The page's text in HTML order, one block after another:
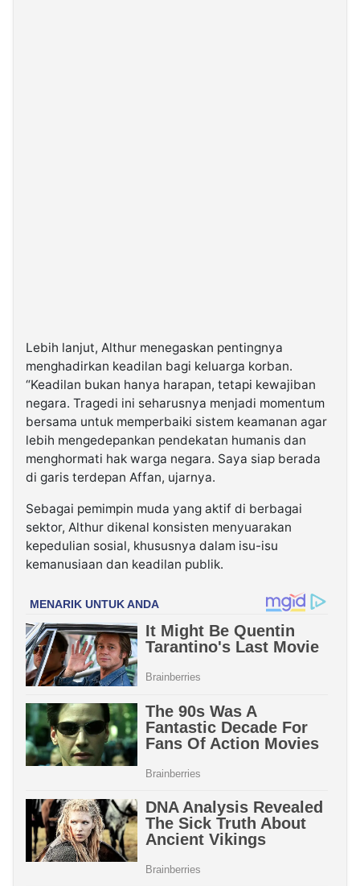
Lebih lanjut, Althur menegaskan pentingnya
menghadirkan keadilan bagi keluarga korban.
“Keadilan bukan hanya harapan, tetapi kewajiban
negara. Tragedi ini seharusnya menjadi momentum
bersama untuk memperbaiki sistem keamanan agar
lebih mengedepankan pendekatan humanis dan
menghormati hak warga negara. Saya siap berada
di garis terdepan Affan, ujarnya.
Sebagai pemimpin muda yang aktif di berbagai
sektor, Althur dikenal konsisten menyuarakan
kepedulian sosial, khususnya dalam isu-isu
kemanusiaan dan keadilan publik.